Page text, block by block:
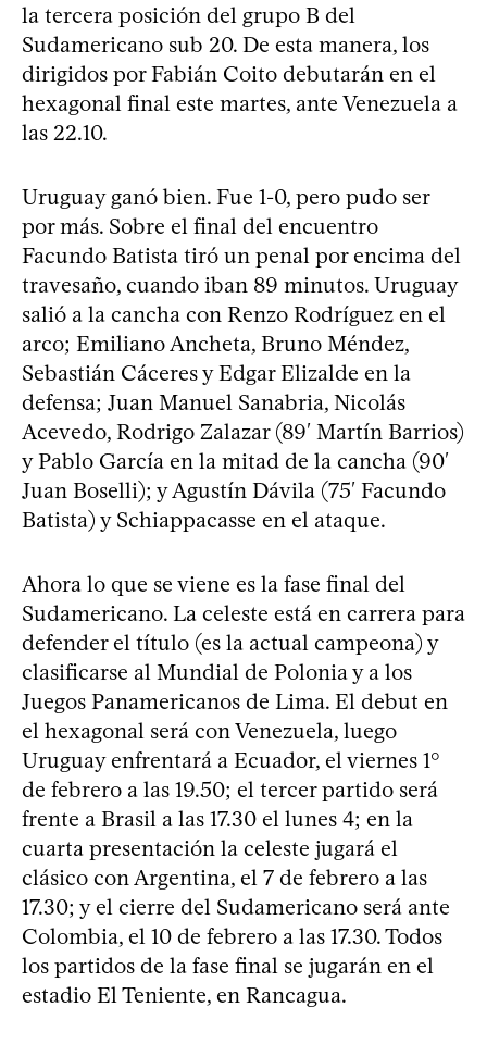
la tercera posición del grupo B del
Sudamericano sub 20. De esta manera, los
dirigidos por Fabián Coito debutarán en el
hexagonal final este martes, ante Venezuela a
las 22.10.
Uruguay ganó bien. Fue 1-0, pero pudo ser
por más. Sobre el final del encuentro
Facundo Batista tiró un penal por encima del
travesaño, cuando iban 89 minutos. Uruguay
salió a la cancha con Renzo Rodríguez en el
arco; Emiliano Ancheta, Bruno Méndez,
Sebastián Cáceres y Edgar Elizalde en la
defensa; Juan Manuel Sanabria, Nicolás
Acevedo, Rodrigo Zalazar (89′ Martín Barrios)
y Pablo García en la mitad de la cancha (90′
Juan Boselli); y Agustín Dávila (75′ Facundo
Batista) y Schiappacasse en el ataque.
Ahora lo que se viene es la fase final del
Sudamericano. La celeste está en carrera para
defender el título (es la actual campeona) y
clasificarse al Mundial de Polonia y a los
Juegos Panamericanos de Lima. El debut en
el hexagonal será con Venezuela, luego
Uruguay enfrentará a Ecuador, el viernes 1°
de febrero a las 19.50; el tercer partido será
frente a Brasil a las 17.30 el lunes 4; en la
cuarta presentación la celeste jugará el
clásico con Argentina, el 7 de febrero a las
17.30; y el cierre del Sudamericano será ante
Colombia, el 10 de febrero a las 17.30. Todos
los partidos de la fase final se jugarán en el
estadio El Teniente, en Rancagua.